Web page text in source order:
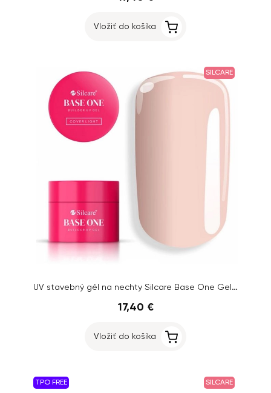
Vložiť do košíka
SILCARE
UV stavebný gél na nechty Silcare Base One Gel – Cover Light, 50g
17,40 €
Vložiť do košíka
TPO FREE SILCARE